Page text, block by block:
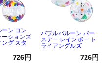
ン コン
ーションズ
グ スタ
726円
バブルバルーン バー
スデー レインボー ト
ライアングルズ
726円